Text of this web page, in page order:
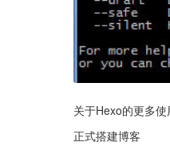
关于Hexo的更多
正式搭建博客